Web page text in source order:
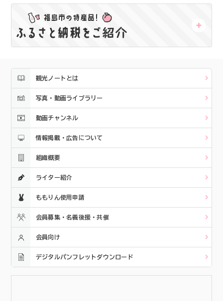
観光ノートとは
写真・動画ライブラリー
動画チャンネル
情報掲載・広告について
組織概要
ライター紹介
ももりん使用申請
会員募集・名義後援・共催
会員向け
デジタルパンフレットダウンロード